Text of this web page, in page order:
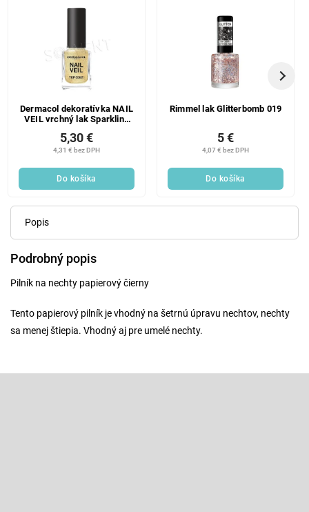
Dermacol dekoratívka NAIL
VEIL vrchný lak Sparkling
4,31 € bez DPH
5,30 €
Do košíka
Rimmel lak Glitterbomb 019
4,07 € bez DPH
5 €
Do košíka
Popis
Podrobný popis
Pilník na nechty papierový čierny
Tento papierový pilník je vhodný na šetrnú úpravu nechtov, nechty
sa menej štiepia. Vhodný aj pre umelé nechty.